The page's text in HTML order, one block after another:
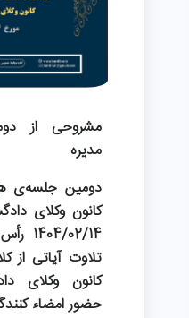
مشروحی از
مدیره
دومین جلسه‌ی
کانون وکلای
تلاوت آیاتی از
کانون وکلای
حضور امضاء